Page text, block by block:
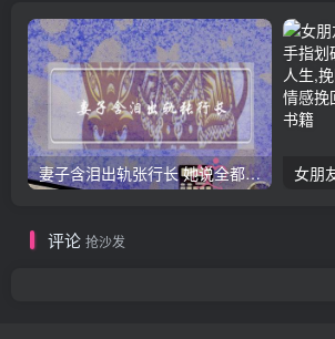
妻子含泪出轨张行长 她说全都是因为家中
评论 抢沙发